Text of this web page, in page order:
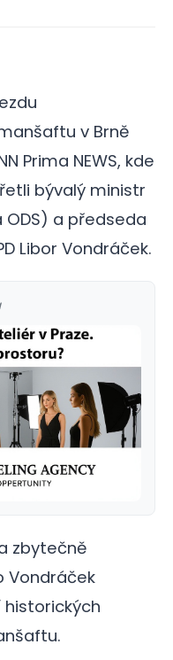
v Brně
Prima NEWS, kde
bývalý ministr
ODS) a předseda
Libor Vondráček.
zbytečně
Vondráček